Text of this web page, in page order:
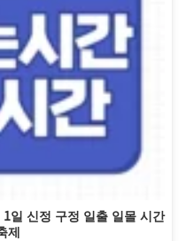
일 신정 구정 일출 일몰 시간
제